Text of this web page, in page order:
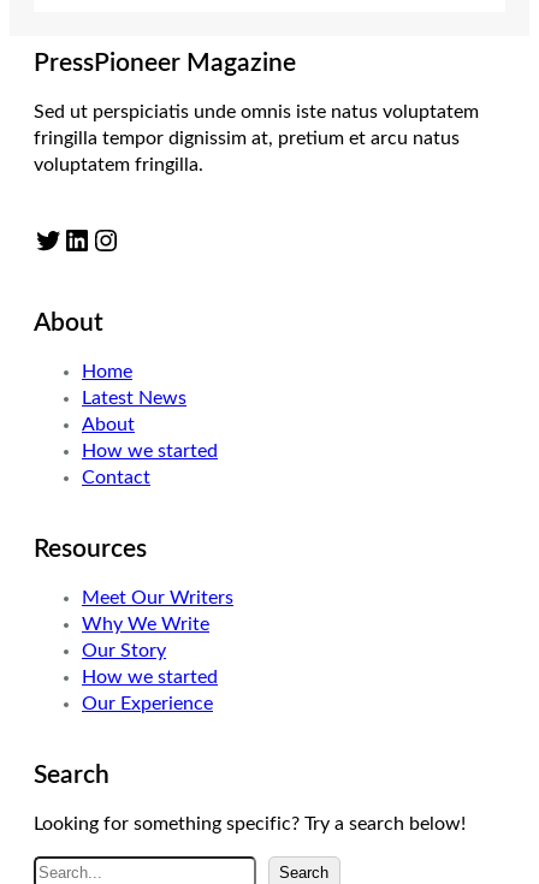
PressPioneer Magazine
Sed ut perspiciatis unde omnis iste natus voluptatem
fringilla tempor dignissim at, pretium et arcu natus
voluptatem fringilla.
Twitter LinkedIn Instagram
About
Home
Latest News
About
How we started
Contact
Resources
Meet Our Writers
Why We Write
Our Story
How we started
Our Experience
Search
Looking for something specific? Try a search below!
A Search